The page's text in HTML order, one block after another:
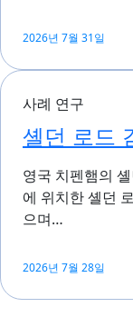
2026년 7월 31일
사례 연구
셸던 로드
영국 치펜햄의
에 위치한 셸던
으며…
2026년 7월 28일